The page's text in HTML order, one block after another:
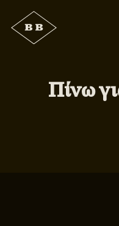
Πίνω